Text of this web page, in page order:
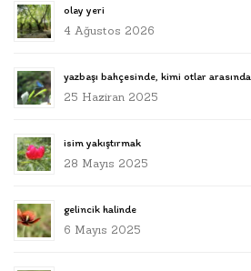
olay yeri
4 Ağustos 2026
yazbaşı bahçesinde, kimi otlar arasında
25 Haziran 2025
isim yakıştırmak
28 Mayıs 2025
gelincik halinde
6 Mayıs 2025